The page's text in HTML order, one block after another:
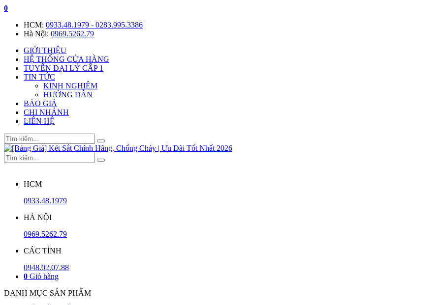
0
HCM: 0933.48.1979 - 0283.995.3386
Hà Nội: 0969.5262.79
GIỚI THIỆU
HỆ THỐNG CỬA HÀNG
TUYỂN ĐẠI LÝ CẤP 1
TIN TỨC
KINH NGHIỆM
HƯỚNG DẪN
BÁO GIÁ
CHI NHÁNH
LIÊN HỆ
HCM
0933.48.1979
HÀ NỘI
0969.5262.79
CÁC TỈNH
0948.02.07.88
0 Giỏ hàng
DANH MỤC SẢN PHẨM